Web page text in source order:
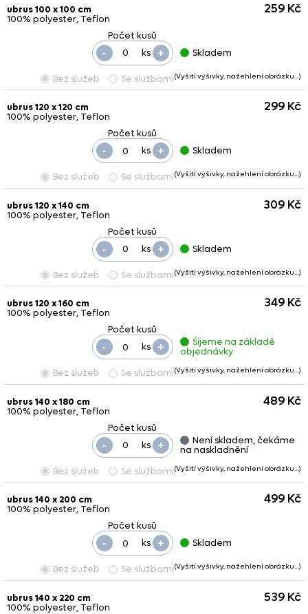
ubrus 100 x 100 cm
100% polyester, Teflon
ks +
-
259 Kč
Skladem
Bez služeb Se službami(Vyšití výšivky, nažehlení obrázku…)
ubrus 120 x 120 cm
100% polyester, Teflon
ks +
-
299 Kč
Skladem
Bez služeb Se službami(Vyšití výšivky, nažehlení obrázku…)
ubrus 120 x 140 cm
100% polyester, Teflon
ks +
-
309 Kč
Skladem
Bez služeb Se službami(Vyšití výšivky, nažehlení obrázku…)
ubrus 120 x 160 cm
100% polyester, Teflon
ks +
-
349 Kč
Šijeme na základě
objednávky
Bez služeb
Se službami(Vyšití výšivky, nažehlení obrázku…)
ubrus 140 x 180 cm
100% polyester, Teflon
ks +
-
489 Kč
Není skladem, čekáme
na naskladnění
Bez služeb
Se službami(Vyšití výšivky, nažehlení obrázku…)
ubrus 140 x 200 cm
100% polyester, Teflon
ks +
-
499 Kč
Skladem
Bez služeb Se službami(Vyšití výšivky, nažehlení obrázku…)
ubrus 140 x 220 cm
100% polyester, Teflon
539 Kč